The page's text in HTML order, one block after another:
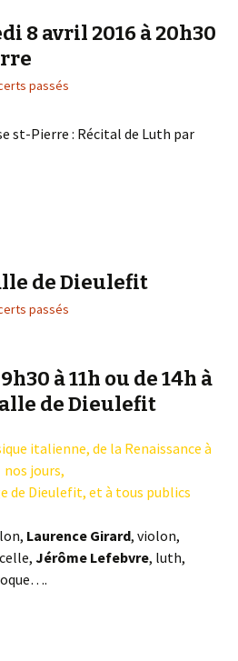
8 avril 2016 à 20h30
passés
st-Pierre : Récital de Luth par
de Dieulefit
passés
à 11h ou de 14h à
de Dieulefit
italienne, de la Renaissance à
nos jours,
de Dieulefit, et à tous publics
Laurence Girard, violon,
Jérôme Lefebvre, luth,